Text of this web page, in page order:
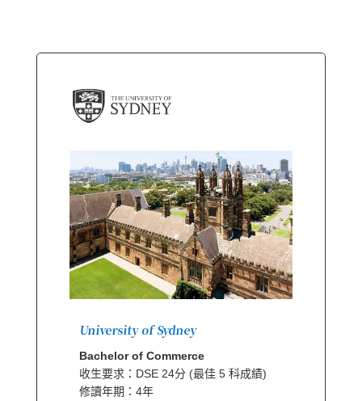
University of Sydney
Bachelor of Commerce
收生要求：DSE 24分 (最佳 5 科成績)
修讀年期：4年